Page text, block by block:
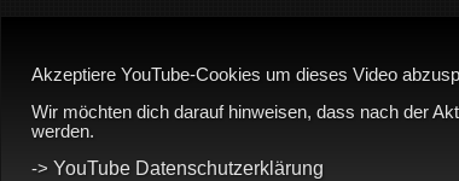
Akzeptiere YouTube-Cookies um dieses Video
Wir möchten dich darauf hinweisen, dass nach der
werden.
-> YouTube Datenschutzerklärung